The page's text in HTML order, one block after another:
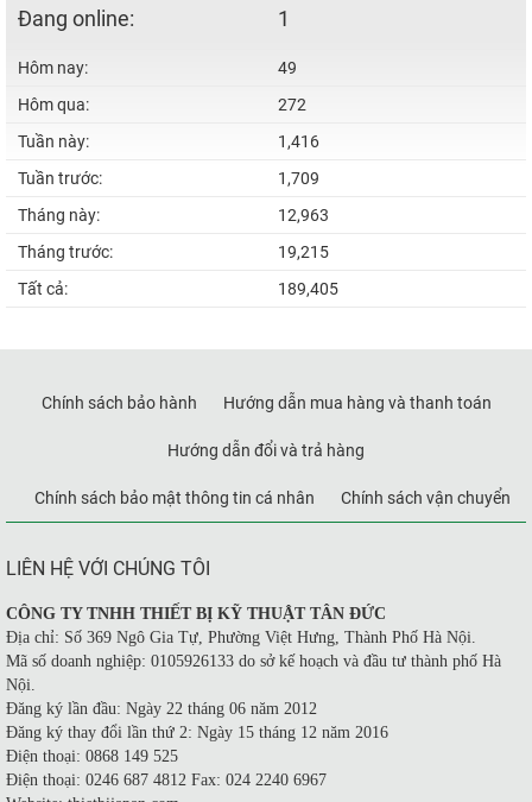
Đang online: 1
Hôm nay:
49
Hôm qua:
272
Tuần này:
1,416
Tuần trước:
1,709
Tháng này:
12,963
Tháng trước:
19,215
Tất cả:
189,405
Chính sách bảo hành Hướng dẫn mua hàng và thanh toán
Hướng dẫn đổi và trả hàng
Chính sách bảo mật thông tin cá nhân Chính sách vận chuyển
LIÊN HỆ VỚI CHÚNG TÔI
CÔNG TY TNHH THIẾT BỊ KỸ THUẬT TÂN ĐỨC
Địa chỉ: Số 369 Ngô Gia Tự, Phường Việt Hưng, Thành Phố Hà Nội.
Mã số doanh nghiệp: 0105926133 do sở kế hoạch và đầu tư thành phố Hà
Nội.
Đăng ký lần đầu: Ngày 22 tháng 06 năm 2012
Đăng ký thay đổi lần thứ 2: Ngày 15 tháng 12 năm 2016
Điện thoại: 0868 149 525
Điện thoại: 0246 687 4812 Fax: 024 2240 6967